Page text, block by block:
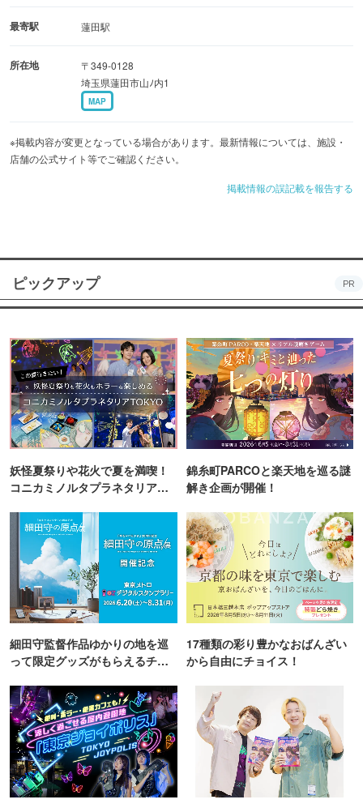
最寄駅 蓮田駅
所在地
〒349-0128
埼玉県蓮田市山ﾉ内1
MAP
※掲載内容が変更となっている場合があります。最新情報については、施設・
店舗の公式サイト等でご確認ください。
掲載情報の誤記載を報告する
ピックアップ PR
妖怪夏祭りや花火で夏を満喫！
コニカミノルタプラネタリア
錦糸町PARCOと楽天地を巡る謎
解き企画が開催！
細田守監督作品ゆかりの地を巡
って限定グッズがもらえるチャ
17種類の彩り豊かなおばんざい
から自由にチョイス！